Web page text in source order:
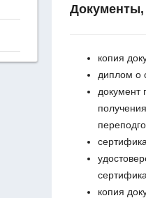
Документы,
копия
диплом о
документ
копия